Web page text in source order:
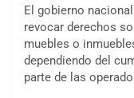
El gobierno
revocar derechos
muebles o
dependiendo del
parte de las